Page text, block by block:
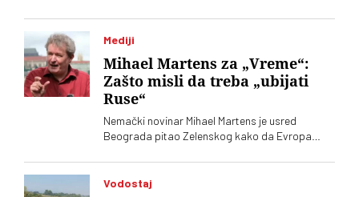
stepeni. Kratkotrajno osveženje očekuje se od
srede, ali se velika vrućina vraća za vikend
Mediji
Mihael Martens za „Vreme“:
Zašto misli da treba „ubijati
Ruse“
Nemački novinar Mihael Martens je usred
Beograda pitao Zelenskog kako da Evropa
vojnika“. Od toga je ispao omanji skandal.
Martens sada za „Vreme“ kaže gde je pogrešio, a
Vodostaj